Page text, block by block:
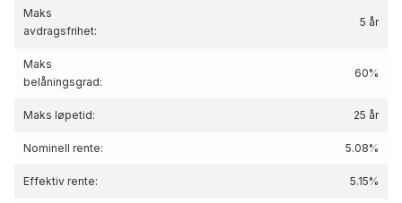
Maks
avdragsfrihet:
5 år
Maks
belåningsgrad:
60%
Maks løpetid: 25 år
Nominell rente: 5.08%
Effektiv rente: 5.15%